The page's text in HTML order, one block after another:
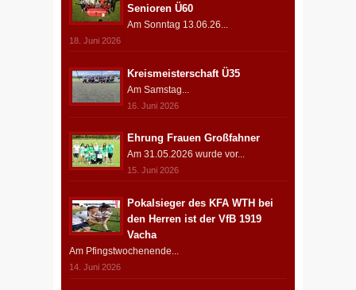
Senioren Ü60
Am Sonntag 13.06.26...
18. Juni 2026
Kreismeisterschaft Ü35
Am Samstag...
16. Juni 2026
Ehrung Frauen Großfahner
Am 31.05.2026 wurde vor...
15. Juni 2026
Pokalsieger des KFA WTH bei
den Herren ist der VfB 1919
Vacha
Am Pfingstwochenende...
14. Juni 2026